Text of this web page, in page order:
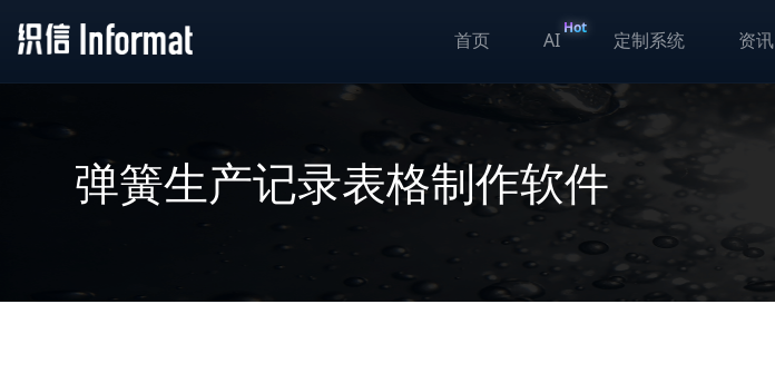
首页 AI
Hot
定制系统 资讯
弹簧生产记录表格制作软件